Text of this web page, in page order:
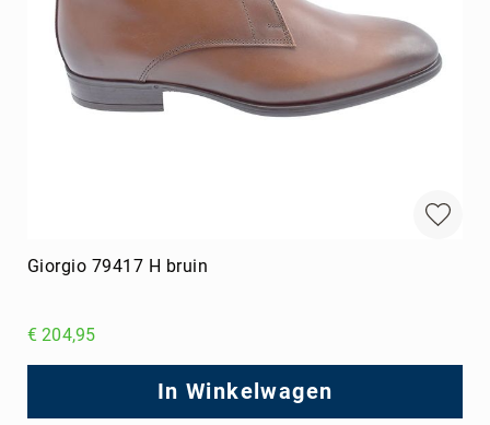
Giorgio 79417 H bruin
€ 204,95
In Winkelwagen